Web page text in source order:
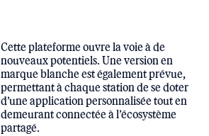
Cette plateforme ouvre la voie à de
nouveaux potentiels. Une version en
marque blanche est également prévue,
permettant à chaque station de se doter
d’une application personnalisée tout en
demeurant connectée à l’écosystème
partagé.